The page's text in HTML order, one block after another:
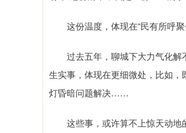
这份温度，体现在“民有所呼聚
过去五年，聊城下大力气化解
生实事，体现在更细微处，比如，
灯昏暗问题解决……
这些事，或许算不上惊天动地
上证指数